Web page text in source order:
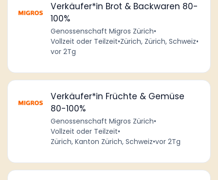
Verkäufer*in Brot & Backwaren 80-
100%
Genossenschaft Migros Zürich•
Vollzeit oder Teilzeit•Zürich, Zürich, Schweiz•
vor 2Tg
Verkäufer*in Früchte & Gemüse
80-100%
Genossenschaft Migros Zürich•
Vollzeit oder Teilzeit•
Zürich, Kanton Zürich, Schweiz•vor 2Tg